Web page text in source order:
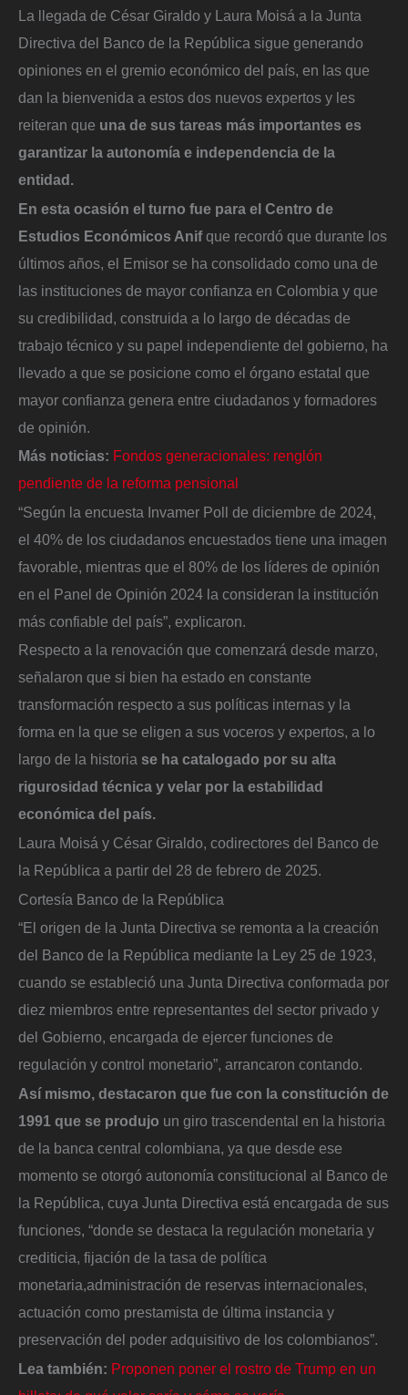
La llegada de César Giraldo y Laura Moisá a la Junta
Directiva del Banco de la República sigue generando
opiniones en el gremio económico del país, en las que
dan la bienvenida a estos dos nuevos expertos y les
reiteran que una de sus tareas más importantes es
garantizar la autonomía e independencia de la
entidad.
En esta ocasión el turno fue para el Centro de
Estudios Económicos Anifque recordó que durante los
últimos años, el Emisor se ha consolidado como una de
las instituciones de mayor confianza en Colombia y que
su credibilidad, construida a lo largo de décadas de
trabajo técnico y su papel independiente del gobierno, ha
llevado a que se posicione como el órgano estatal que
mayor confianza genera entre ciudadanos y formadores
de opinión.
Más noticias: Fondos generacionales: renglón
pendiente de la reforma pensional
“Según la encuesta Invamer Poll de diciembre de 2024,
el 40% de los ciudadanos encuestados tiene una imagen
favorable, mientras que el 80% de los líderes de opinión
en el Panel de Opinión 2024 la consideran la institución
más confiable del país”, explicaron.
Respecto a la renovación que comenzará desde marzo,
señalaron que si bien ha estado en constante
transformación respecto a sus políticas internas y la
forma en la que se eligen a sus voceros y expertos, a lo
largo de la historia se ha catalogado por su alta
rigurosidad técnica y velar por la estabilidad
económica del país.
Laura Moisá y César Giraldo, codirectores del Banco de
la República a partir del 28 de febrero de 2025.
Cortesía Banco de la República
“El origen de la Junta Directiva se remonta a la creación
del Banco de la República mediante la Ley 25 de 1923,
cuando se estableció una Junta Directiva conformada por
diez miembros entre representantes del sector privado y
del Gobierno, encargada de ejercer funciones de
regulación y control monetario”, arrancaron contando.
Así mismo, destacaron que fue con la constitución de
1991 que se produjo un giro trascendental en la historia
de la banca central colombiana, ya que desde ese
momento se otorgó autonomía constitucional al Banco de
la República, cuya Junta Directiva está encargada de sus
funciones, “donde se destaca la regulación monetaria y
crediticia, fijación de la tasa de política
monetaria,administración de reservas internacionales,
actuación como prestamista de última instancia y
preservación del poder adquisitivo de los colombianos”.
Lea también: Proponen poner el rostro de Trump en un